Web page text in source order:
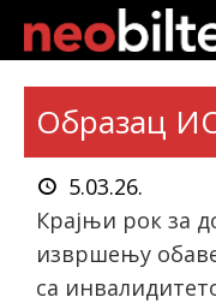
Почетна
Претрага
Актуелно
Подаци
Образац
5.03.26.
Крајњи рок за
извршењу
са